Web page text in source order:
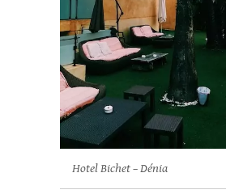
Hotel Bichet – Dénia